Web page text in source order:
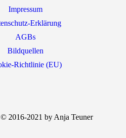
Impressum
Erklärung
AGBs
Bildquellen
Richtlinie (EU)
2016-2021 by Anja Teuner